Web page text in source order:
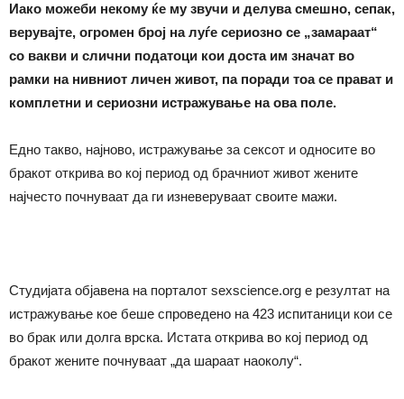
Иако можеби некому ќе му звучи и делува смешно, сепак,
верувајте, огромен број на луѓе сериозно се „замараат“
со вакви и слични податоци кои доста им значат во
рамки на нивниот личен живот, па поради тоа се прават и
комплетни и сериозни истражување на ова поле.
Едно такво, најново, истражување за сексот и односите во
бракот открива во кој период од брачниот живот жените
најчесто почнуваат да ги изневеруваат своите мажи.
Студијата објавена на порталот sexscience.org е резултат на
истражување кое беше спроведено на 423 испитаници кои се
во брак или долга врска. Истата открива во кој период од
бракот жените почнуваат „да шараат наоколу“.